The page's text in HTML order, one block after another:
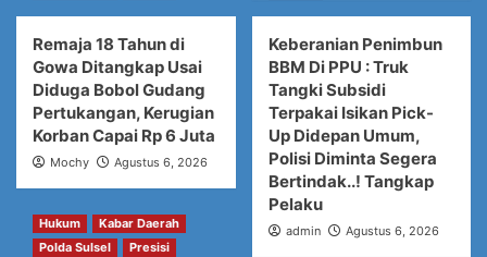
Remaja 18 Tahun di
Gowa Ditangkap Usai
Diduga Bobol Gudang
Pertukangan, Kerugian
Korban Capai Rp 6 Juta
Mochy Agustus 6, 2026
Keberanian Penimbun
BBM Di PPU : Truk
Tangki Subsidi
Terpakai Isikan Pick-
Up Didepan Umum,
Polisi Diminta Segera
Bertindak..! Tangkap
Pelaku
admin Agustus 6, 2026
Hukum
Kabar Daerah
Polda Sulsel
Presisi